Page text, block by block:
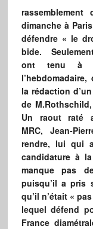
rassemblement
dimanche à
défendre « le
bide.
ont tenu à
la rédaction
de
Un raout raté
MRC,
Jean-
rendre, lui qui
candidature à
manque pas
puisqu’il a pris
qu’il n’était «
lequel défend
France